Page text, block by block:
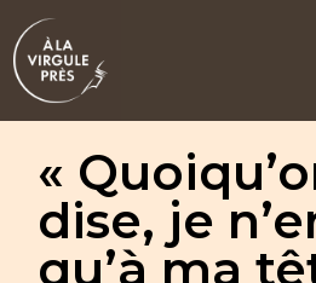
«
dise, je
qu’à ma